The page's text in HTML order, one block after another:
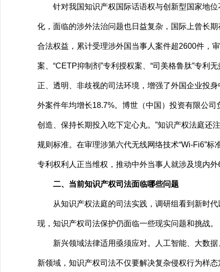
针对我国知识产权国际话语权与创新型国家地位
化，面临的涉外法治问题也日益复杂，国际上曾长
合法权益，累计受理涉外国当事人案件超2600件，
案、“CETP抑制剂”专利授权案、“司美格鲁肽”专
正、透明、非歧视的司法环境，增强了外国企业投
外案件年均增长18.7%。博世（中国）投资有限公
创造、保持长期投入吃下定心丸。”知识产权法庭还
规则标准。在审理涉第六代无线网络技术“Wi-Fi6”
专利权利人正当维权，推动中外当事人就涉及境内
二、当前知识产权司法面临哪些问题
从知识产权法庭的司法实践，调研组看到新时代
现，知识产权司法保护仍面临一些现实问题和挑战。
新兴领域法律适用亟须应对。人工智能、大数据
新领域，知识产权司法不仅要解决复杂侵权行为样